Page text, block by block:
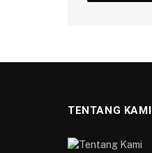
TENTANG KAMI